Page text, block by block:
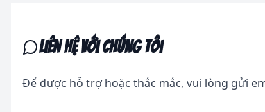
Liên hệ với chúng tôi
Để được hỗ trợ hoặc thắc mắc, vui lòng gửi